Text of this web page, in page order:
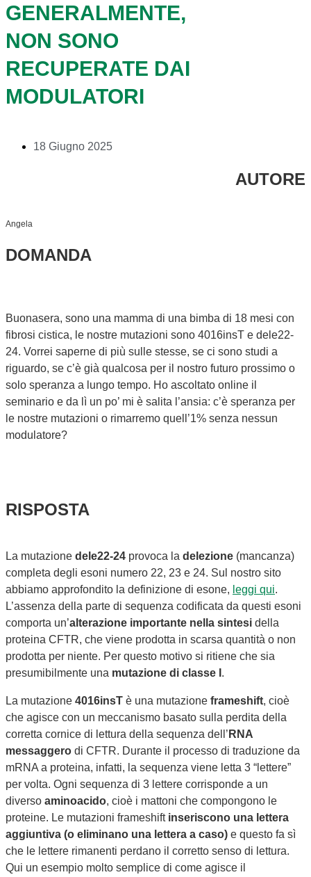
GENERALMENTE,
NON SONO
RECUPERATE DAI
MODULATORI
18 Giugno 2025
AUTORE
Angela
DOMANDA
Buonasera, sono una mamma di una bimba di 18 mesi con
fibrosi cistica, le nostre mutazioni sono 4016insT e dele22-
24. Vorrei saperne di più sulle stesse, se ci sono studi a
riguardo, se c’è già qualcosa per il nostro futuro prossimo o
solo speranza a lungo tempo. Ho ascoltato online il
seminario e da lì un po’ mi è salita l’ansia: c’è speranza per
le nostre mutazioni o rimarremo quell’1% senza nessun
modulatore?
RISPOSTA
La mutazione dele22-24 provoca la delezione (mancanza)
completa degli esoni numero 22, 23 e 24. Sul nostro sito
abbiamo approfondito la definizione di esone, leggi qui.
L’assenza della parte di sequenza codificata da questi esoni
comporta un’alterazione importante nella sintesi della
proteina CFTR, che viene prodotta in scarsa quantità o non
prodotta per niente. Per questo motivo si ritiene che sia
presumibilmente una mutazione di classe I .
La mutazione 4016insT è una mutazione frameshift, cioè
che agisce con un meccanismo basato sulla perdita della
corretta cornice di lettura della sequenza dell’ RNA
messaggero di CFTR. Durante il processo di traduzione da
mRNA a proteina, infatti, la sequenza viene letta 3 “lettere”
per volta. Ogni sequenza di 3 lettere corrisponde a un
diverso aminoacido, cioè i mattoni che compongono le
proteine. Le mutazioni frameshift inseriscono una lettera
aggiuntiva (o eliminano una lettera a caso) e questo fa sì
che le lettere rimanenti perdano il corretto senso di lettura.
Qui un esempio molto semplice di come agisce il